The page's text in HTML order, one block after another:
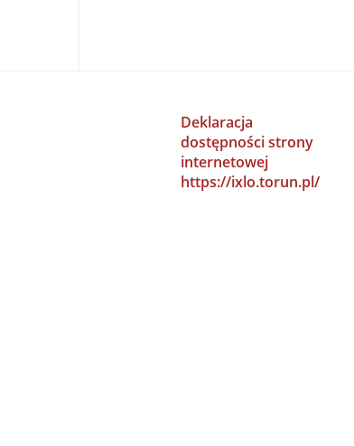
Deklaracja
dostępności strony
internetowej
https://ixlo.torun.pl/